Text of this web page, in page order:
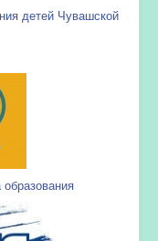
детей Чувашской